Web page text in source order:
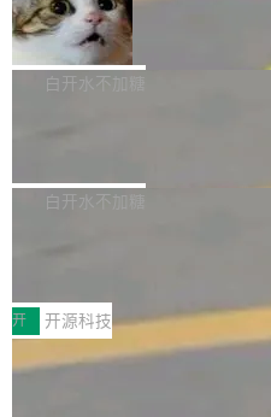
ceXAI的资金消耗速度尤为引人瞩
撑庞大支出的资金来源却呈现出
貌。数据显示，微软和 Meta 主
你可以用 curl -fsSL https://
sh | bash 安装一个能在大项目里
代码、验证结果的 AI 终端工具
个主 agent 循环，外加一组后台
美团开源 LoHoSearch，用知
准 AI 能力认知
机器出题的前提，是让机器拥有
构建流程可以分为四个环节：建
白开水不加糖
库，并将作为transport接入
MPComm将作为一种传输引擎接
ENT，实现零拷贝传输性能提升
传输性能最高提升5倍。UCL-
于自研UCL-Engine通信引擎，
白开水不加糖
型案例入选名单》，深信服“面向
开源 AI 编程平台 CoStrict 应用”
创新与落地成效成功入选。 全链
助力企业AI研发安全落地 当前，
开 开源科技
深信服AI算力网关入选工信部
前不久，工业和信息化部正式发